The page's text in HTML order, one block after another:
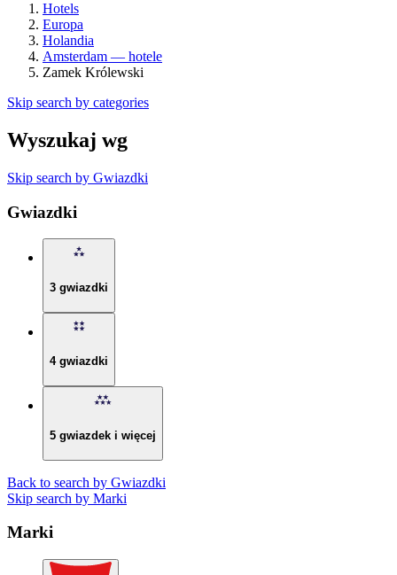
Hotels
Europa
Holandia
Amsterdam — hotele
Zamek Królewski
Skip search by categories
Wyszukaj wg
Skip search by Gwiazdki
Gwiazdki
3 gwiazdki
4 gwiazdki
5 gwiazdek i więcej
Back to search by Gwiazdki
Skip search by Marki
Marki